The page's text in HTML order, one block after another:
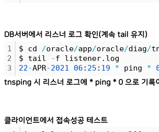
DB서버에서 리스너 로그 확인(계속 tail 유지)
1
2
3
$ cd /oracle/app/oracle/diag/
$ tail
-f listener.log
22-APR-2021 06 : 25 : 19 * ping *
tnsping 시 리스너 로그에 * ping * 0 으로 기록
클라이언트에서 접속성공 테스트